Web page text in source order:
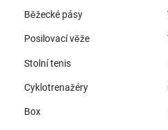
Běžecké pásy
Posilovací věže
Stolní tenis
Cyklotrenažéry
Box